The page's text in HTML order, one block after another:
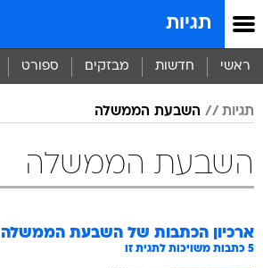
תגיות
ראשי חדשות מבזקים ספורט
תגיות השבעת הממשלה
השבעת הממשלה
ארכיון הכתבות של השבעת הממשלה
5 כתבות משויכות לתגית זו